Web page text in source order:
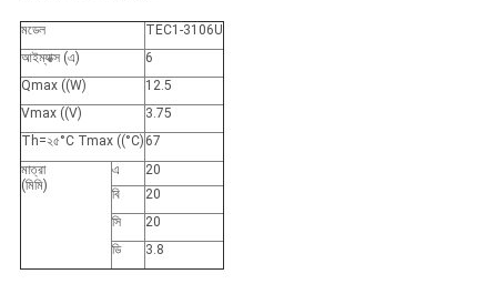
মডেল
TEC1-3106U
আইম্যাক্স (এ)
6
Qmax ((W)
12.5
Vmax ((V)
3.75
Th=২৫°C Tmax ((°C) 67
মাত্রা
(মিমি)
এ
20
বি
20
সি
20
ডি
3.8